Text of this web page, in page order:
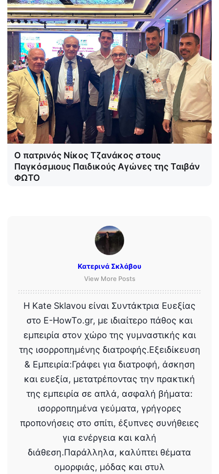
Ο πατρινός Νίκος Τζανάκος στους
Παγκόσμιους Παιδικούς Αγώνες της Ταιβάν
ΦΩΤΟ
Κατερινά Σκλάβου
View More Posts
Η Kate Sklavou είναι Συντάκτρια Ευεξίας
στο E-HowTo.gr, με ιδιαίτερο πάθος και
εμπειρία στον χώρο της γυμναστικής και
της ισορροπημένης διατροφής.Εξειδίκευση
& Εμπειρία:Γράφει για διατροφή, άσκηση
και ευεξία, μετατρέποντας την πρακτική
της εμπειρία σε απλά, ασφαλή βήματα:
ισορροπημένα γεύματα, γρήγορες
προπονήσεις στο σπίτι, έξυπνες συνήθειες
για ενέργεια και καλή
διάθεση.Παράλληλα, καλύπτει θέματα
ομορφιάς, μόδας και στυλ